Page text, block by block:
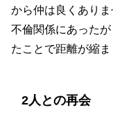
から仲は良くあり
不倫関係にあった
たことで距離が縮ま
2人との再会